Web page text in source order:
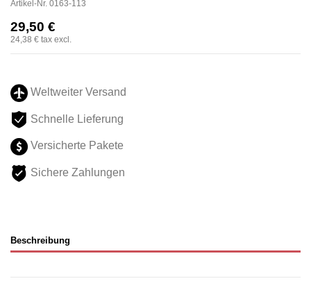
Artikel-Nr. 0163-113
29,50 €
24,38 € tax excl.
Weltweiter Versand
Schnelle Lieferung
Versicherte Pakete
Sichere Zahlungen
Beschreibung